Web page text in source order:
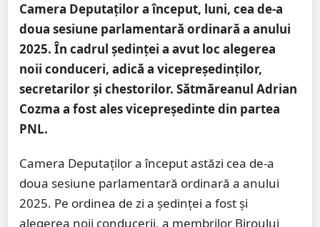
Camera Deputaților a început, luni, cea de-a
doua sesiune parlamentară ordinară a anului
2025. În cadrul ședinței a avut loc alegerea
noii conduceri, adică a vicepreședinților,
secretarilor și chestorilor. Sătmăreanul Adrian
Cozma a fost ales vicepreședinte din partea
PNL.
Camera Deputaților a început astăzi cea de-a
doua sesiune parlamentară ordinară a anului
2025. Pe ordinea de zi a ședinței a fost și
alegerea noii conducerii, a membrilor Biroului